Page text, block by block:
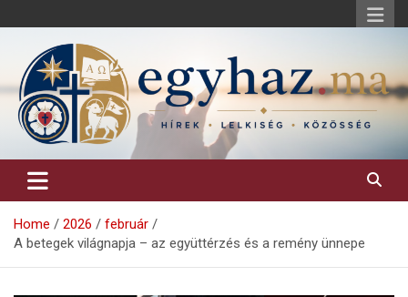
to
egyhaz.ma
Keresztény hírek, elemzések, építő jellegű kritikai írások.
Home 2026
február
A betegek világnapja – az együttérzés és a remény ünnepe